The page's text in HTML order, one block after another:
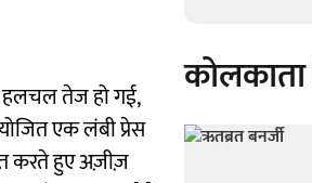
हलचल तेज हो गई,
एक लंबी प्रेस
करते हुए अज़ीज़
कोलकाता